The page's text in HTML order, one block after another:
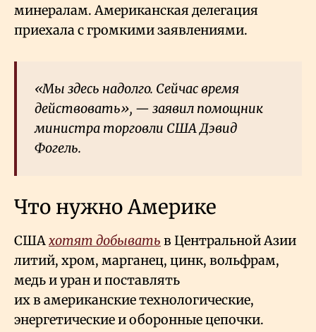
минералам. Американская делегация
приехала с громкими заявлениями.
«Мы здесь надолго. Сейчас время
действовать», — заявил помощник
министра торговли США Дэвид
Фогель.
Что нужно Америке
СШАхотят добывать в Центральной Азии
литий, хром, марганец, цинк, вольфрам,
медь и уран и поставлять
их в американские технологические,
энергетические и оборонные цепочки.